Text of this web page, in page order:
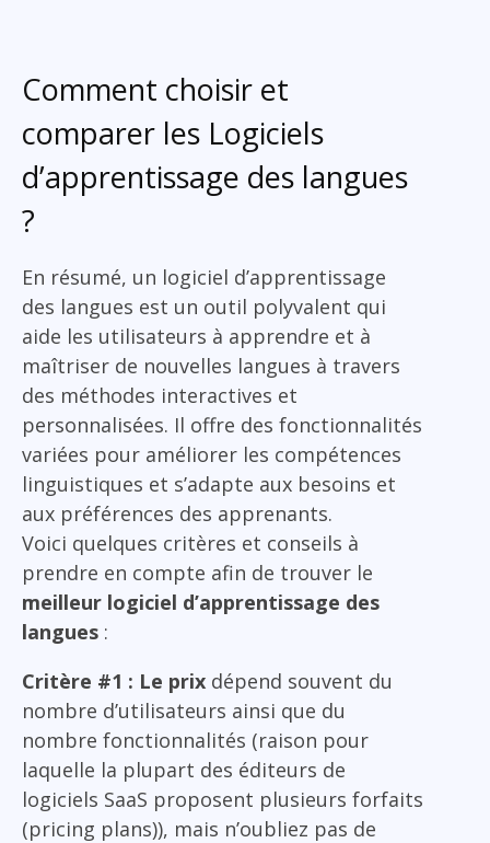
Comment choisir et
comparer les Logiciels
d’apprentissage des langues
?
En résumé, un logiciel d’apprentissage
des langues est un outil polyvalent qui
aide les utilisateurs à apprendre et à
maîtriser de nouvelles langues à travers
des méthodes interactives et
personnalisées. Il offre des fonctionnalités
variées pour améliorer les compétences
linguistiques et s’adapte aux besoins et
aux préférences des apprenants.
Voici quelques critères et conseils à
prendre en compte afin de trouver le
meilleur logiciel d’apprentissage des
langues :
Critère #1 : Le prix dépend souvent du
nombre d’utilisateurs ainsi que du
nombre fonctionnalités (raison pour
laquelle la plupart des éditeurs de
logiciels SaaS proposent plusieurs forfaits
(pricing plans)), mais n’oubliez pas de